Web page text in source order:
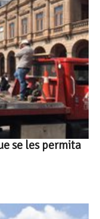
se les permita